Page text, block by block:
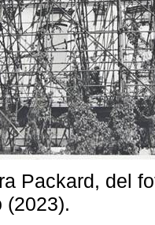
Packard, del
(2023).